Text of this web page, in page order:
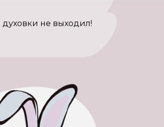
не выходил!